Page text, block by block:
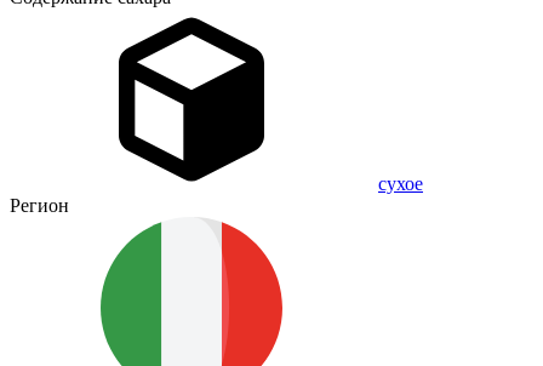
сухое
Регион